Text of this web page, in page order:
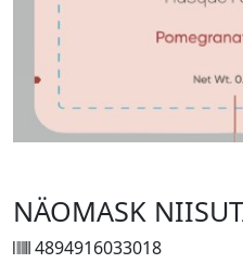
NÄOMASK
4894916033018